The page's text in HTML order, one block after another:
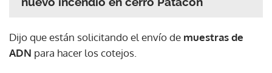
Dijo que están solicitando el envío de muestras de
ADN para hacer los cotejos.